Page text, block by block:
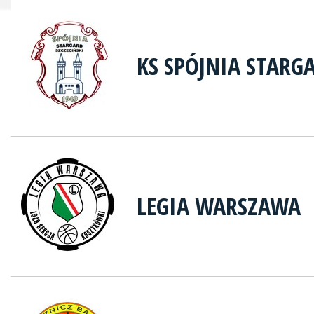
KS SPÓJNIA
LEGIA WARSZAWA